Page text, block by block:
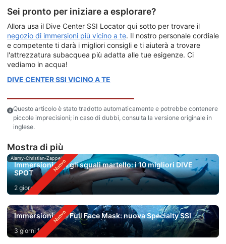
Sei pronto per iniziare a esplorare?
Allora usa il Dive Center SSI Locator qui sotto per trovare il
negozio di immersioni più vicino a te. Il nostro personale cordiale
e competente ti darà i migliori consigli e ti aiuterà a trovare
l'attrezzatura subacquea più adatta alle tue esigenze. Ci
vediamo in acqua!
DIVE CENTER SSI VICINO A TE
Questo articolo è stato tradotto automaticamente e potrebbe contenere
piccole imprecisioni; in caso di dubbi, consulta la versione originale in
inglese.
Mostra di più
Alamy-Christian-Zappel
Immersioni con gli squali martello: i 10 migliori DIVE
SPOT
2 giorni fa
Immersioni con Full Face Mask: nuova Specialty SSI
3 giorni fa